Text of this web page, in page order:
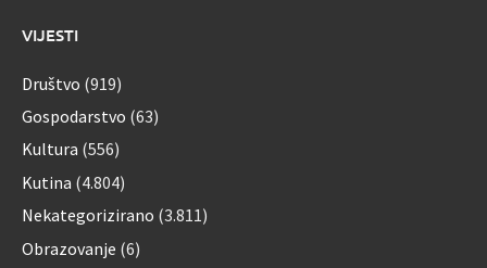
VIJESTI
Društvo (919)
Gospodarstvo (63)
Kultura (556)
Kutina (4.804)
Nekategorizirano (3.811)
Obrazovanje (6)